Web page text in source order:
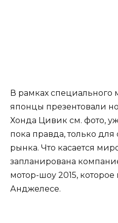
В рамках специального
японцы презентовали
Хонда Цивик см. фото,
пока правда, только
рынка. Что касается
запланирована
мотор-шоу 2015,
Анджелесе.